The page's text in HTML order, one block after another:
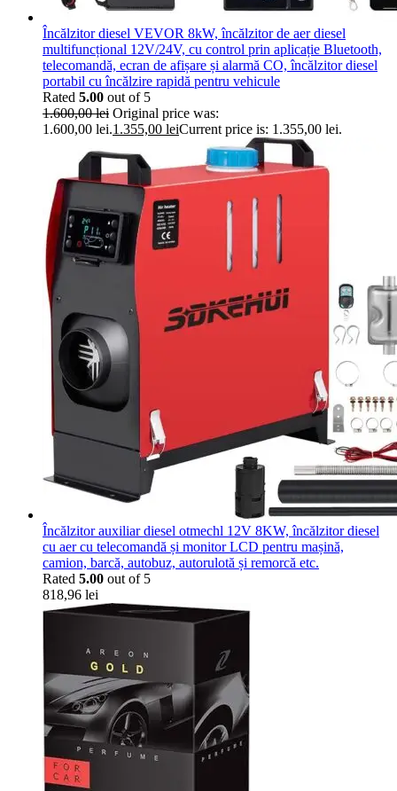
Încălzitor diesel VEVOR 8kW, încălzitor de aer diesel
multifuncțional 12V/24V, cu control prin aplicație Bluetooth,
telecomandă, ecran de afișare și alarmă CO, încălzitor diesel
portabil cu încălzire rapidă pentru vehicule
Rated 5.00 out of 5
1.600,00lei Original price was:
1.600,00 lei.1.355,00 leiCurrent price is: 1.355,00 lei.
Încălzitor auxiliar diesel otmechl 12V 8KW, încălzitor diesel
cu aer cu telecomandă și monitor LCD pentru mașină,
camion, barcă, autobuz, autorulotă și remorcă etc.
Rated 5.00 out of 5
818,96 lei